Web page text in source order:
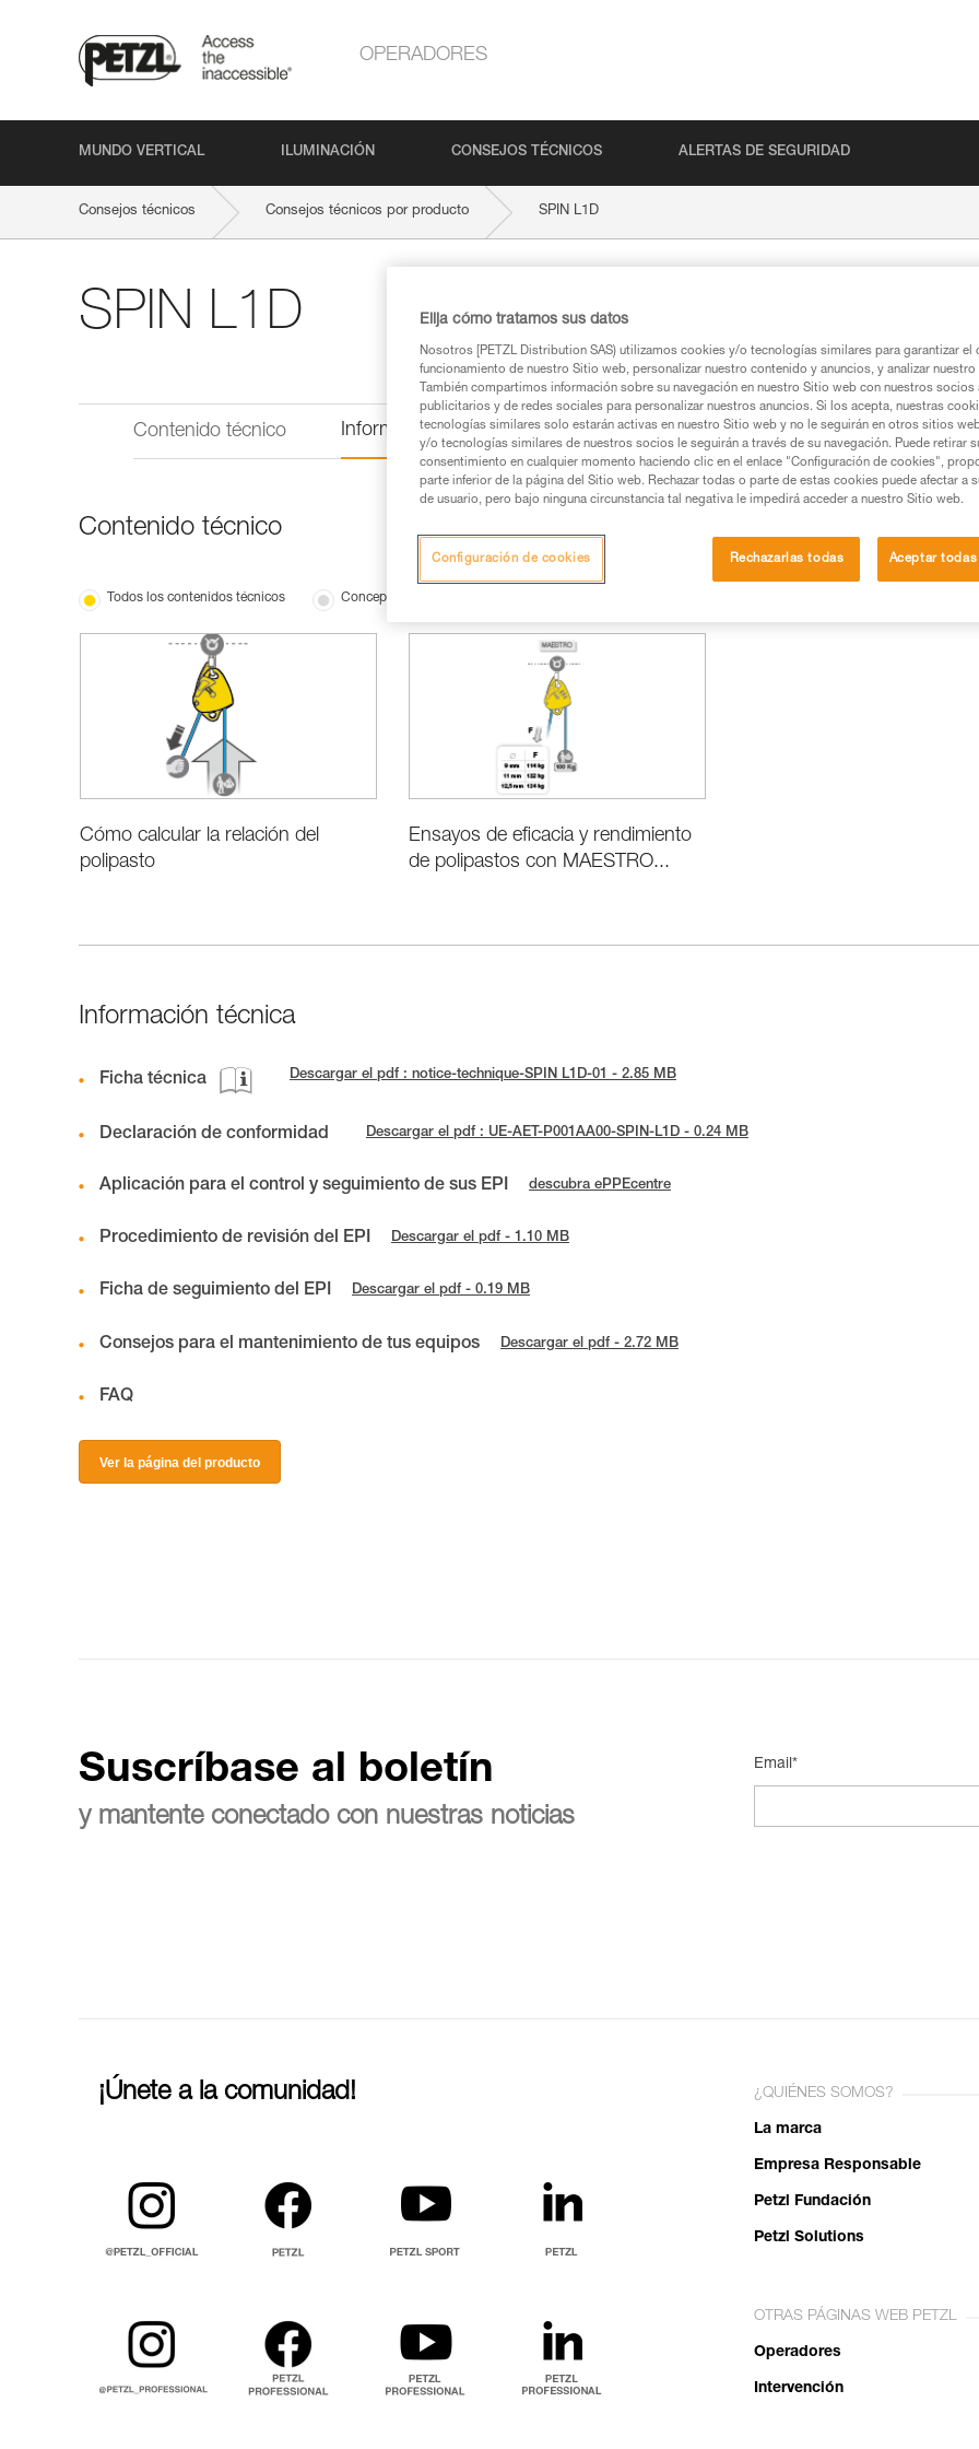
OPERADORES
MUNDO VERTICAL ILUMINACIÓN CONSEJOS TÉCNICOS ALERTAS DE SEGURIDAD
Consejos técnicos Consejos técnicos por producto SPIN L1D
SPIN L1D
Contenido técnico Información técnica
Contenido técnico
Todos los contenidos técnicos Conceptos básicos
Cómo calcular la relación del
polipasto
Ensayos de eficacia y rendimiento
de polipastos con MAESTRO...
Información técnica
Ficha técnica Descargar el pdf : notice-technique-SPIN L1D-01 - 2.85 MB
Declaración de conformidad Descargar el pdf : UE-AET-P001AA00-SPIN-L1D - 0.24 MB
Aplicación para el control y seguimiento de sus EPI descubra ePPEcentre
Procedimiento de revisión del EPI Descargar el pdf - 1.10 MB
Ficha de seguimiento del EPI Descargar el pdf - 0.19 MB
Consejos para el mantenimiento de tus equipos Descargar el pdf - 2.72 MB
FAQ
Ver la página del producto
Suscríbase al boletín
y mantente conectado con nuestras noticias
Email*
¡Únete a la comunidad! ¿QUIÉNES SOMOS?
La marca
Empresa Responsable
Petzl Fundación
Petzl Solutions
OTRAS PÁGINAS WEB PETZL
Operadores
Intervención
Elija cómo tratamos sus datos
Nosotros [PETZL Distribution SAS) utilizamos cookies y/o tecnologías similares para garantizar el
funcionamiento de nuestro Sitio web, personalizar nuestro contenido y anuncios, y analizar
También compartimos información sobre su navegación en nuestro Sitio web con nuestros socios
publicitarios y de redes sociales para personalizar nuestros anuncios. Si los acepta, nuestras
tecnologías similares solo estarán activas en nuestro Sitio web y no le seguirán en otros sitios
y/o tecnologías similares de nuestros socios le seguirán a través de su navegación. Puede retirar
consentimiento en cualquier momento haciendo clic en el enlace "Configuración de cookies",
parte inferior de la página del Sitio web. Rechazar todas o parte de estas cookies puede afectar a
de usuario, pero bajo ninguna circunstancia tal negativa le impedirá acceder a nuestro Sitio web.
Rechazarlas todas Aceptar
Configuración de cookies